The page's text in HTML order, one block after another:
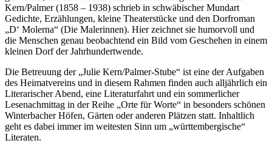
Kern/Palmer (1858 – 1938) schrieb in schwäbischer Mundart
Gedichte, Erzählungen, kleine Theaterstücke und den Dorfroman
„D‘ Molerna“ (Die Malerinnen). Hier zeichnet sie humorvoll und
die Menschen genau beobachtend ein Bild vom Geschehen in einem
kleinen Dorf der Jahrhundertwende.
Die Betreuung der „Julie Kern/Palmer-Stube“ ist eine der Aufgaben
des Heimatvereins und in diesem Rahmen finden auch alljährlich ein
Literarischer Abend, eine Literaturfahrt und ein sommerlicher
Lesenachmittag in der Reihe „Orte für Worte“ in besonders schönen
Winterbacher Höfen, Gärten oder anderen Plätzen statt. Inhaltlich
geht es dabei immer im weitesten Sinn um „württembergische“
Literaten.